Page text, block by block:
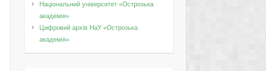
Національний університет «Острозька
академія»
Цифровий архів НаУ «Острозька
академія»